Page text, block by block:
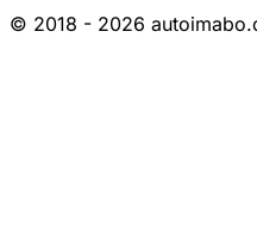
© 2018 - 2026